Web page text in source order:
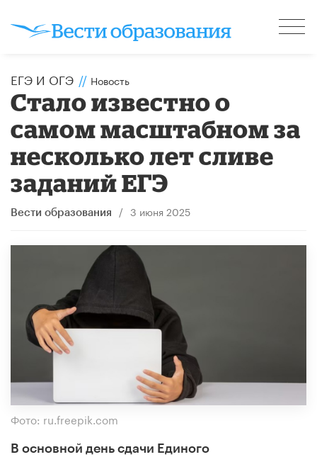
ЕГЭ И ОГЭ // Новость
Стало известно о
самом масштабном за
несколько лет сливе
заданий ЕГЭ
Вести образования / 3 июня 2025
Фото: ru.freepik.com
В основной день сдачи Единого